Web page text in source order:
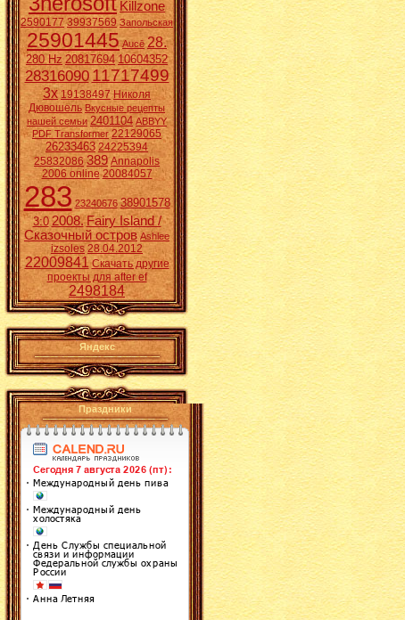
Killzone
2590177 39937569 Запольская
25901445 Aucē 28.
280 Hz 20817694 10604352
2831609011717499
3x 19138497 Николя
Дювошель Вкусные рецепты
нашей семьи 2401104 ABBYY
PDF Transformer 22129065
26233463 24225394
25832086 389 Annapolis
2006 online 20084057
283 23240676 38901578
3:0 2008. Fairy Island /
Сказочный остров Ashlee
izsoles 28.04.2012
22009841 Скачать другие
проекты для after ef
2498184
Яндекс
Праздники